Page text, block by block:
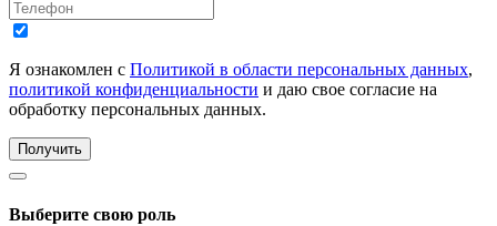
Я ознакомлен с Политикой в области персональных данных,
политикой конфиденциальности и даю свое согласие на
обработку персональных данных.
Получить
Выберите свою роль